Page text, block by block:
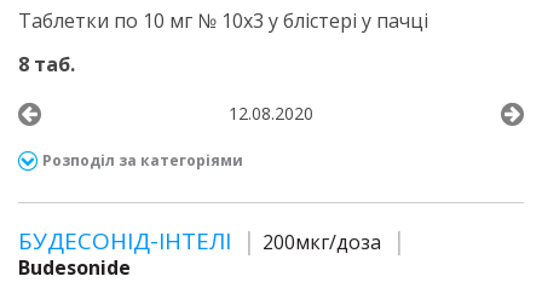
Таблетки по 10 мг № 10х3 у блістері у пачці
8 таб.
12.08.2020
Розподіл за категоріями
БУДЕСОНІД-ІНТЕЛІ
200мкг/доза
Budesonide